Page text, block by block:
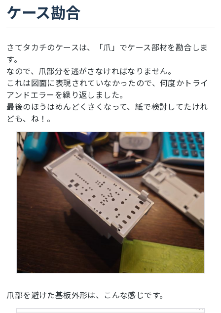
ケース勘合
さてタカチのケースは、「爪」でケース部材を勘合しま
す。
なので、爪部分を逃がさなければなりません。
これは図面に表現されていなかったので、何度かトライ
アンドエラーを繰り返しました。
最後のほうはめんどくさくなって、紙で検討してたけれ
ども、ね！。
爪部を避けた基板外形は、こんな感じです。